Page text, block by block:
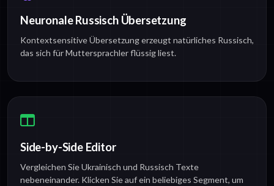
Neuronale Russisch Übersetzung
Kontextsensitive Übersetzung erzeugt natürliches Russisch,
das sich für Muttersprachler flüssig liest.
Side-by-Side Editor
Vergleichen Sie Ukrainisch und Russisch Texte
nebeneinander. Klicken Sie auf ein beliebiges Segment, um